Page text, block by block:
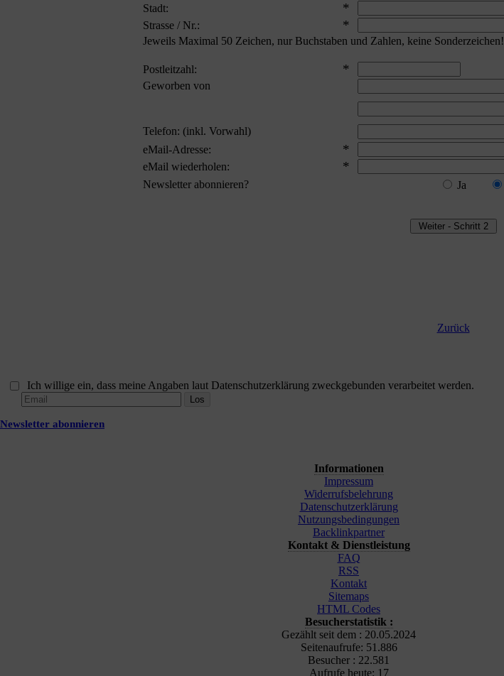
Stadt: *
Strasse / Nr.: *
Jeweils Maximal 50 Zeichen, nur Buchstaben und Zahlen, keine Sonderzeichen!
Postleitzahl: *
Geworben von
Telefon: (inkl. Vorwahl)
eMail-Adresse:
*
eMail wiederholen: *
Newsletter abonnieren? Ja
Zurück
Ich willige ein, dass meine Angaben laut Datenschutzerklärung zweckgebunden verarbeitet werden.
Newsletter abonnieren
Informationen
Impressum
Widerrufsbelehrung
Datenschutzerklärung
Nutzungsbedingungen
Backlinkpartner
Kontakt & Dienstleistung
FAQ
RSS
Kontakt
Sitemaps
HTML Codes
Besucherstatistik :
Gezählt seit dem : 20.05.2024
Seitenaufrufe: 51.886
Besucher : 22.581
Aufrufe heute: 17